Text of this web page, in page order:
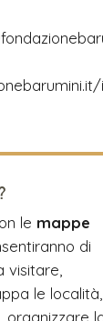
le mappe
di
visitare,
le località,
organizzare